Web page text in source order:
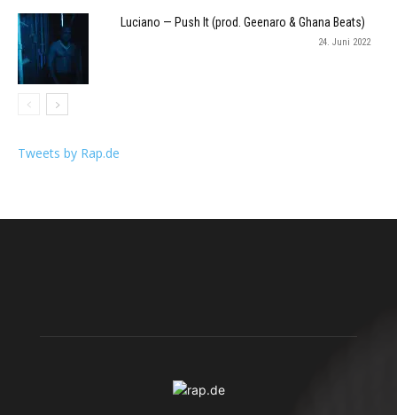
Luciano — Push It (prod. Geenaro & Ghana Beats)
24. Juni 2022
Tweets by Rap.de